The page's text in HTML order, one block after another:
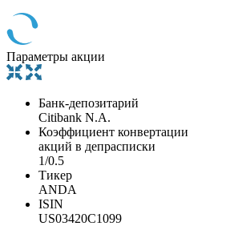
Параметры акции
Банк-депозитарий
Citibank N.A.
Коэффициент конвертации
акций в депрасписки
1/0.5
Тикер
ANDA
ISIN
US03420C1099